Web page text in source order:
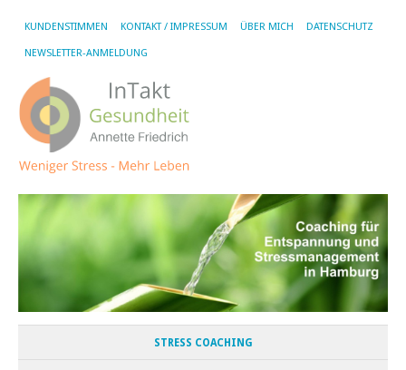
KUNDENSTIMMEN KONTAKT / IMPRESSUM ÜBER MICH DATENSCHUTZ
NEWSLETTER-ANMELDUNG
STRESS COACHING